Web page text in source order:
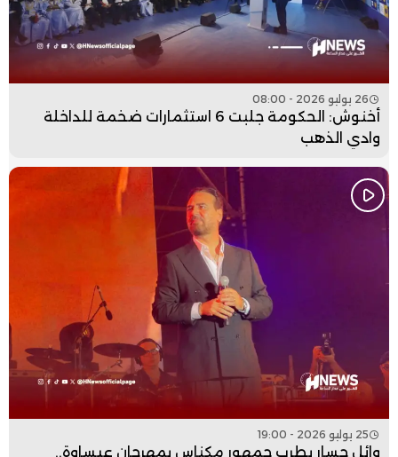
26 يوليو 2026 - 08:00
أخنوش: الحكومة جلبت 6 استثمارات ضخمة للداخلة
وادي الذهب
25 يوليو 2026 - 19:00
وائل جسار يطرب جمهور مكناس بمهرجان عيساوة..